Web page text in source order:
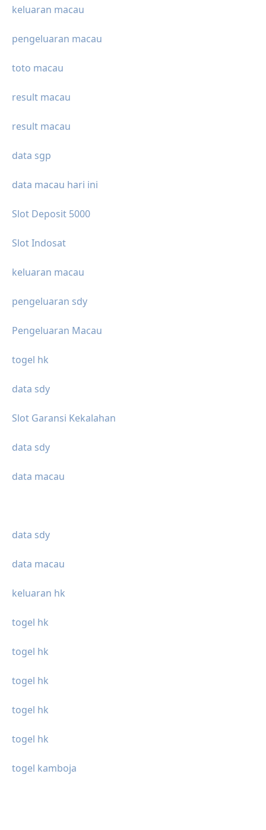
keluaran macau
pengeluaran macau
toto macau
result macau
result macau
data sgp
data macau hari ini
Slot Deposit 5000
Slot Indosat
keluaran macau
pengeluaran sdy
Pengeluaran Macau
togel hk
data sdy
Slot Garansi Kekalahan
data sdy
data macau
data sdy
data macau
keluaran hk
togel hk
togel hk
togel hk
togel hk
togel hk
togel kamboja